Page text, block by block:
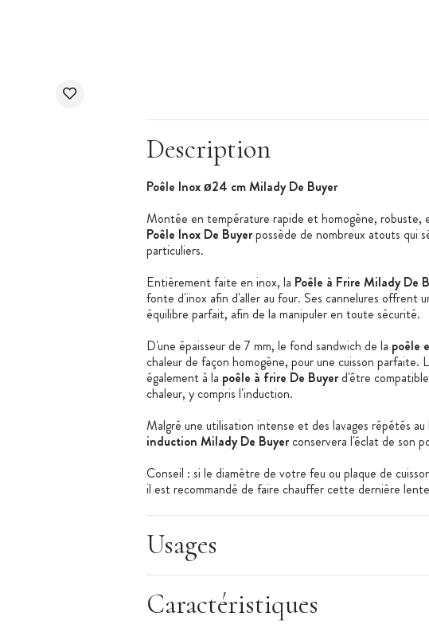
Description
Poêle Inox ø24 cm Milady De Buyer
Montée en température rapide et homogène, robuste,
Poêle Inox De Buyerpossède de nombreux atouts qui
particuliers.
Entièrement faite en inox, la Poêle à Frire Milady De
fonte d'inox afin d'aller au four. Ses cannelures offrent
équilibre parfait, afin de la manipuler en toute sécurité.
D'une épaisseur de 7 mm, le fond sandwich de la poêle
chaleur de façon homogène, pour une cuisson parfaite.
également à la poêle à frire De Buyerd'être
chaleur, y compris l'induction.
Malgré une utilisation intense et des lavages répétés au
induction Milady De Buyerconservera l'éclat de son
Conseil : si le diamètre de votre feu ou plaque de
il est recommandé de faire chauffer cette dernière
toute déformation.
À noter : cette poêle ne tolère aucun couvercle autre
Caractéristiques de la Poêle Inox:
Poêle Inox Compatible Induction
Usages
Caractéristiques